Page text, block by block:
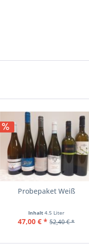
Probepaket Weiß
Inhalt4.5 Liter
47,00 € * 52,40 € *